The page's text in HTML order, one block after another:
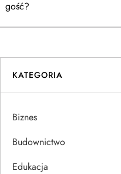
a
w
i
g
a
c
gość?
KATEGORIA
Biznes
Budownictwo
Edukacja